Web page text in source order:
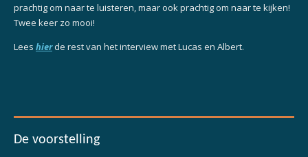
prachtig om naar te luisteren, maar ook prachtig om naar te kijken!
Twee keer zo mooi!
Lees hierde rest van het interview met Lucas en Albert.
De voorstelling